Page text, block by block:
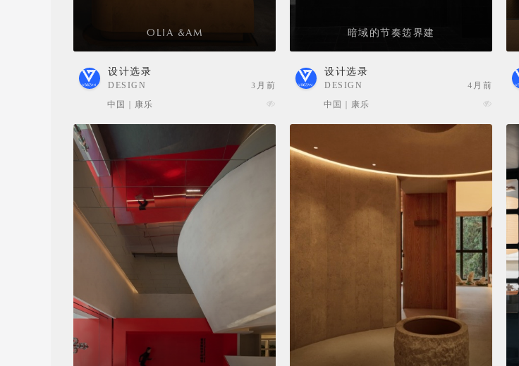
OLIA &AM
设计选录
DESIGN
3月前
中国 | 康乐
暗域的节奏笾界建
设计选录
DESIGN
4月前
中国 | 康乐